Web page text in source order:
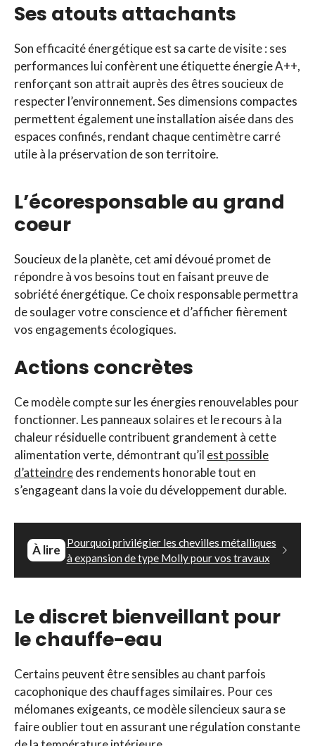
Ses atouts attachants
Son efficacité énergétique est sa carte de visite : ses
performances lui confèrent une étiquette énergie A++,
renforçant son attrait auprès des êtres soucieux de
respecter l’environnement. Ses dimensions compactes
permettent également une installation aisée dans des
espaces confinés, rendant chaque centimètre carré
utile à la préservation de son territoire.
L’écoresponsable au grand
coeur
Soucieux de la planète, cet ami dévoué promet de
répondre à vos besoins tout en faisant preuve de
sobriété énergétique. Ce choix responsable permettra
de soulager votre conscience et d’afficher fièrement
vos engagements écologiques.
Actions concrètes
Ce modèle compte sur les énergies renouvelables pour
fonctionner. Les panneaux solaires et le recours à la
chaleur résiduelle contribuent grandement à cette
alimentation verte, démontrant qu’il est possible
d’atteindredes rendements honorable tout en
s’engageant dans la voie du développement durable.
À lire
Pourquoi privilégier les chevilles métalliques
à expansion de type Molly pour vos travaux
Le discret bienveillant pour
le chauffe-eau
Certains peuvent être sensibles au chant parfois
cacophonique des chauffages similaires. Pour ces
mélomanes exigeants, ce modèle silencieux saura se
faire oublier tout en assurant une régulation constante